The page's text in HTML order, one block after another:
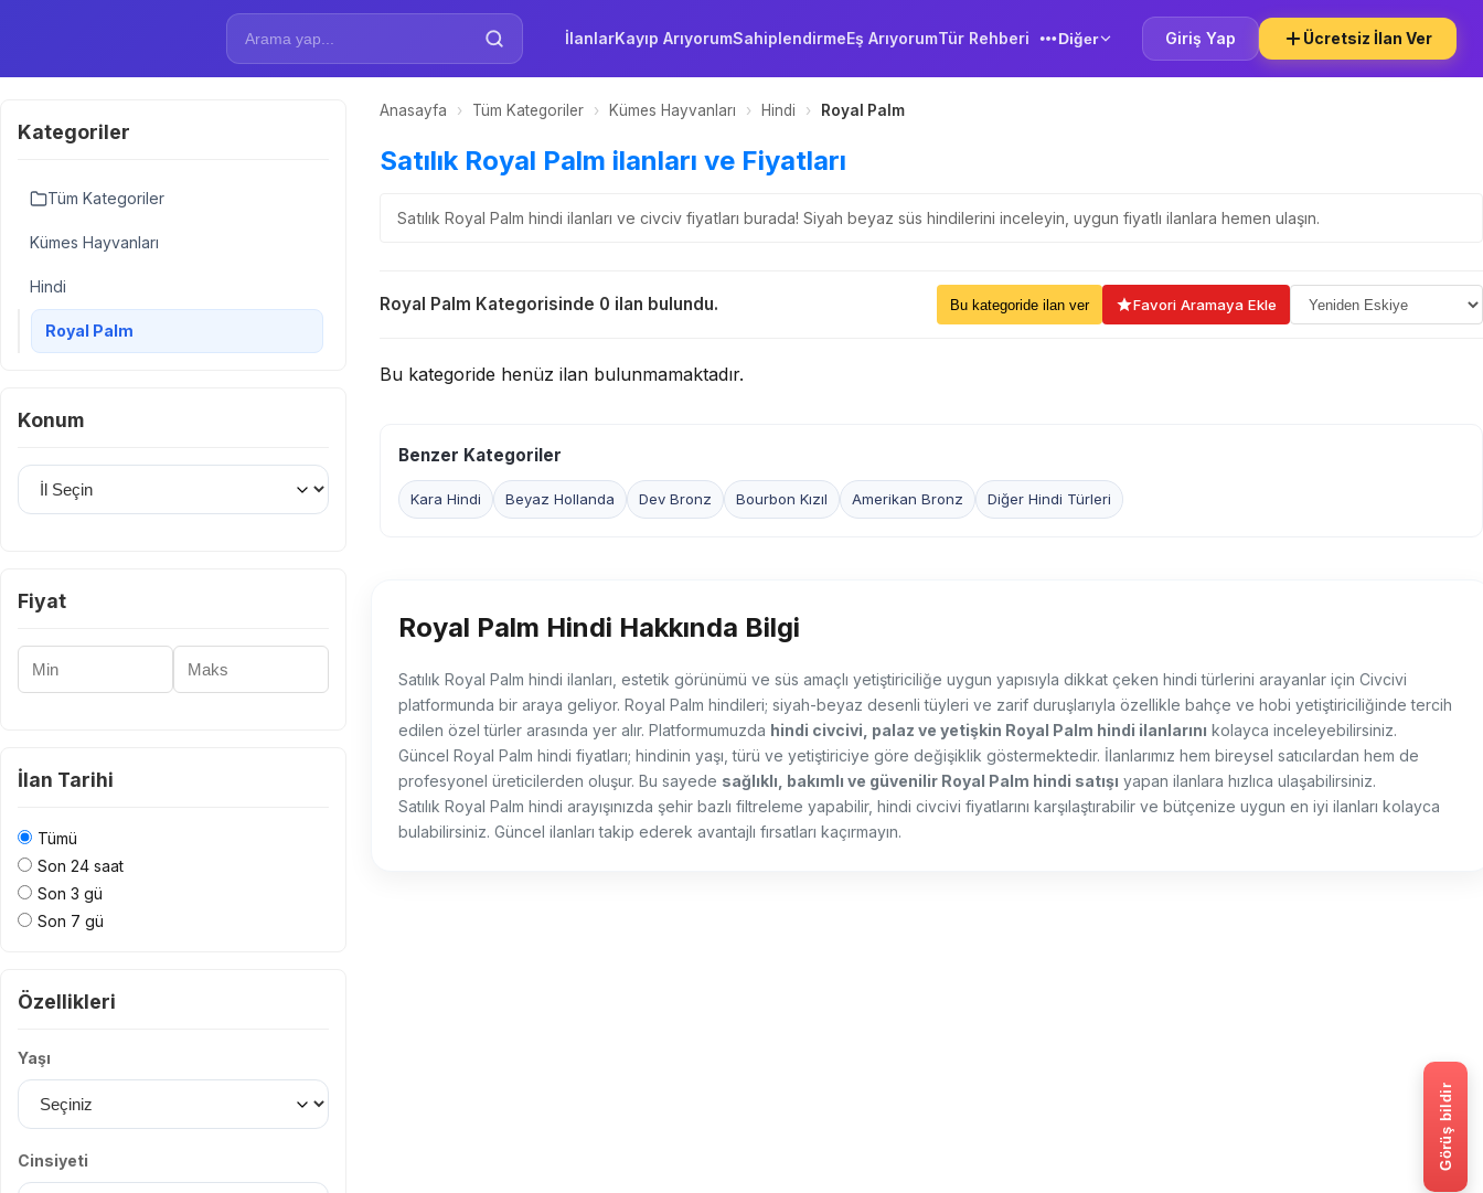
İlanlarKayıp ArıyorumSahiplendirmeEş ArıyorumTür Rehberi Diğer Giriş Yap Ücretsiz İlan Ver
Kategoriler
Tüm Kategoriler
Kümes Hayvanları
Hindi
Royal Palm
Konum
İl Seçin
Fiyat
Minimum Fiyat
Maksimum Fiyat
İlan Tarihi
Tümü
Son 24 saat
Son 3 gü
Son 7 gü
Özellikleri
Yaşı
Cinsiyeti
Anasayfa › Tüm Kategoriler › Kümes Hayvanları › Hindi › Royal Palm
Satılık Royal Palm ilanları ve Fiyatları
Satılık Royal Palm hindi ilanları ve civciv fiyatları burada! Siyah beyaz süs hindilerini inceleyin, uygun fiyatlı ilanlara hemen ulaşın.
Royal Palm Kategorisinde 0 ilan bulundu. Bu kategoride ilan ver Favori Aramaya Ekle
Sıralama Seçin
Bu kategoride henüz ilan bulunmamaktadır.
Benzer Kategoriler
Kara Hindi Beyaz Hollanda Dev Bronz Bourbon Kızıl Amerikan Bronz Diğer Hindi Türleri
Royal Palm Hindi Hakkında Bilgi
Satılık Royal Palm hindi ilanları, estetik görünümü ve süs amaçlı yetiştiriciliğe uygun yapısıyla dikkat çeken hindi türlerini arayanlar için Civcivi
platformunda bir araya geliyor. Royal Palm hindileri; siyah-beyaz desenli tüyleri ve zarif duruşlarıyla özellikle bahçe ve hobi yetiştiriciliğinde tercih
edilen özel türler arasında yer alır. Platformumuzda hindi civcivi, palaz ve yetişkin Royal Palm hindi ilanlarını kolayca inceleyebilirsiniz.
Güncel Royal Palm hindi fiyatları; hindinin yaşı, türü ve yetiştiriciye göre değişiklik göstermektedir. İlanlarımız hem bireysel satıcılardan hem de
profesyonel üreticilerden oluşur. Bu sayede sağlıklı, bakımlı ve güvenilir Royal Palm hindi satışı yapan ilanlara hızlıca ulaşabilirsiniz.
Satılık Royal Palm hindi arayışınızda şehir bazlı filtreleme yapabilir, hindi civcivi fiyatlarını karşılaştırabilir ve bütçenize uygun en iyi ilanları kolayca
bulabilirsiniz. Güncel ilanları takip ederek avantajlı fırsatları kaçırmayın.
Görüş bildir